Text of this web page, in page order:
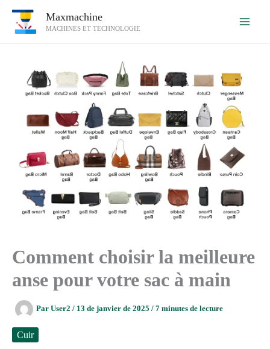
Maxmachine
MACHINES ET TECHNOLOGIE
Comment choisir la meilleure
anse pour votre sac à main
Par User2 / 13 de janvier de 2025 / 7 minutes de lecture
Cuir